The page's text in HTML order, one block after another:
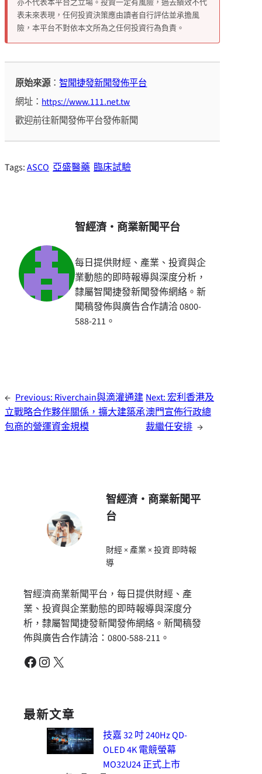
亦不代表本平台之立場。投資一定有風險，過去績效不代
表未來表現，任何投資決策應由讀者自行評估並承擔風
險，本平台不對依本文所為之任何投資行為負責。
原始來源：智聞捷發新聞發佈平台
網址： https://www.111.net.tw
歡迎前往新聞發佈平台發佈新聞
Tags:ASCO 亞盛醫藥 臨床試驗
智經濟・商業新聞平台
每日提供財經、產業、投資與企
業動態的即時報導與深度分析，
隸屬智聞捷發新聞發佈網絡。新
聞稿發佈與廣告合作請洽 0800-
588-211。
← Previous: Riverchain與滴灌通建
立戰略合作夥伴關係，擴大建築承
包商的營運資金規模
Next:宏利香港及
澳門宣佈行政總
裁繼任安排 →
智經濟・商業新聞平
台
財經 × 產業 × 投資 即時報
導
智經濟商業新聞平台，每日提供財經、產
業、投資與企業動態的即時報導與深度分
析，隸屬智聞捷發新聞發佈網絡。新聞稿發
佈與廣告合作請洽：0800-588-211。
Facebook Instagram X
最新文章
技嘉 32 吋 240Hz QD-
OLED 4K 電競螢幕
MO32U24 正式上市